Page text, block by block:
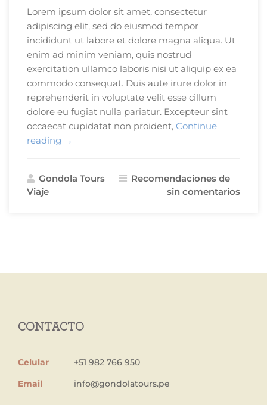
Lorem ipsum dolor sit amet, consectetur
adipiscing elit, sed do eiusmod tempor
incididunt ut labore et dolore magna aliqua. Ut
enim ad minim veniam, quis nostrud
exercitation ullamco laboris nisi ut aliquip ex ea
commodo consequat. Duis aute irure dolor in
reprehenderit in voluptate velit esse cillum
dolore eu fugiat nulla pariatur. Excepteur sint
occaecat cupidatat non proident, Continue
reading «5
Hacer
→
Gondola Tours
Recomendaciones de
Viaje
sin comentarios
CONTACTO
Celular
+51 982 766 950
Email
info@gondolatours.pe